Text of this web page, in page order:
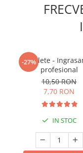
-27%
5 Tablete -
profesional
10,50 RON
7,70 RON
IN STOC